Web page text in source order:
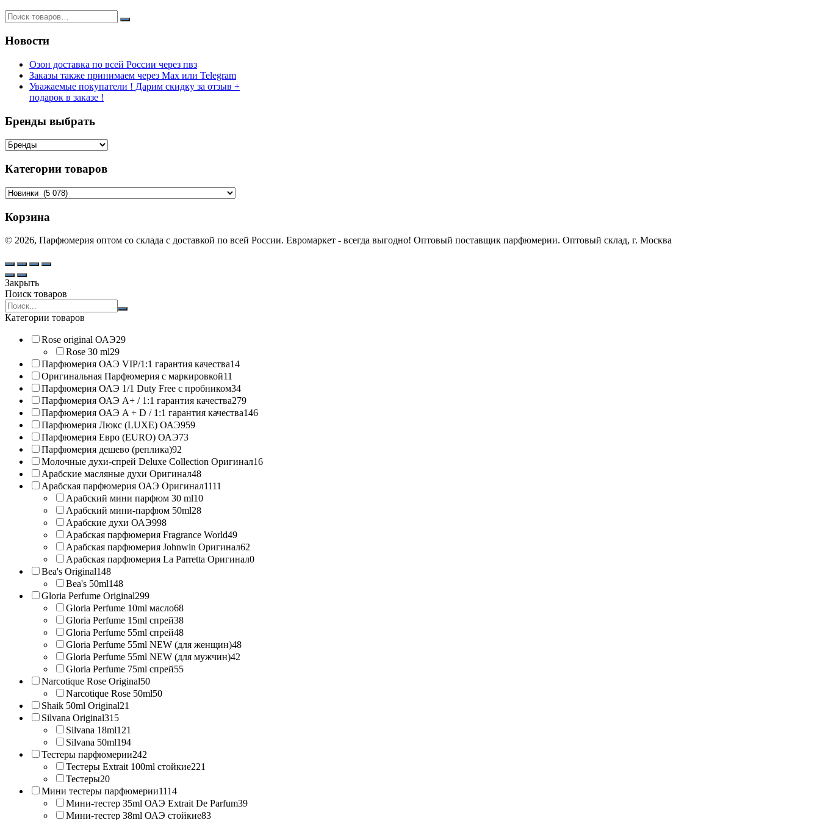
Новости
Озон доставка по всей России через пвз
Заказы также принимаем через Max или Telegram
Уважаемые покупатели ! Дарим скидку за отзыв +
подарок в заказе !
Бренды выбрать
Категории товаров
Корзина
© 2026, Парфюмерия оптом со склада с доставкой по всей России. Евромаркет - всегда выгодно! Оптовый поставщик парфюмерии. Оптовый склад, г. Москва
Закрыть
Поиск товаров
Search
products:
Категории товаров
Rose original ОАЭ29
Rose 30 ml29
Парфюмерия ОАЭ VIP/1:1 гарантия качества14
Оригинальная Парфюмерия с маркировкой11
Парфюмерия ОАЭ 1/1 Duty Free с пробником34
Парфюмерия ОАЭ A+ / 1:1 гарантия качества279
Парфюмерия ОАЭ A + D / 1:1 гарантия качества146
Парфюмерия Люкс (LUXE) ОАЭ959
Парфюмерия Евро (EURO) ОАЭ73
Парфюмерия дешево (реплика)92
Молочные духи-спрей Deluxe Collection Оригинал16
Арабские масляные духи Оригинал48
Арабская парфюмерия ОАЭ Оригинал1111
Арабский мини парфюм 30 ml10
Арабский мини-парфюм 50ml28
Арабские духи ОАЭ998
Арабская парфюмерия Fragrance World49
Арабская парфюмерия Johnwin Оригинал62
Арабская парфюмерия La Parretta Оригинал0
Bea's Original148
Bea's 50ml148
Gloria Perfume Original299
Gloria Perfume 10ml масло68
Gloria Perfume 15ml спрей38
Gloria Perfume 55ml спрей48
Gloria Perfume 55ml NEW (для женщин)48
Gloria Perfume 55ml NEW (для мужчин)42
Gloria Perfume 75ml спрей55
Narcotique Rose Original50
Narcotique Rose 50ml50
Shaik 50ml Original21
Silvana Original315
Silvana 18ml121
Silvana 50ml194
Тестеры парфюмерии242
Тестеры Extrait 100ml стойкие221
Тестеры20
Мини тестеры парфюмерии1114
Мини-тестер 35ml ОАЭ Extrait De Parfum39
Мини-тестер 38ml ОАЭ стойкие83